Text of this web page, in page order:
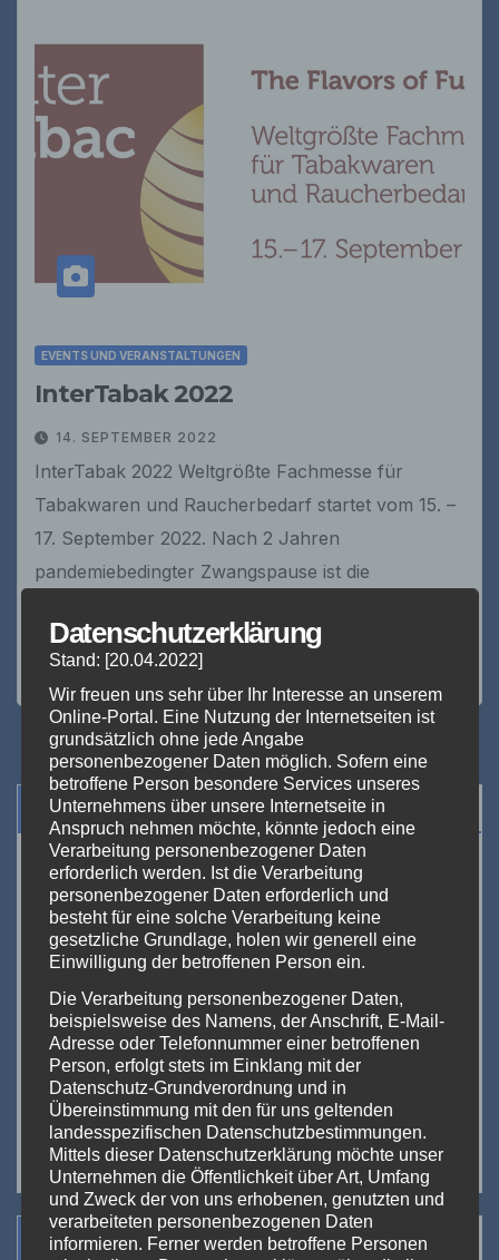
EVENTS UND VERANSTALTUNGEN
InterTabak 2022
14. SEPTEMBER 2022
InterTabak 2022 Weltgrößte Fachmesse für
Tabakwaren und Raucherbedarf startet vom 15. –
17. September 2022. Nach 2 Jahren
pandemiebedingter Zwangspause ist die
Westfalenhallen in…
Veranstaltungen
<< Aug. 2026
M D M D F S
27
28 29 30 31 1
10
11 12 13 14 15
16
17
18 19 20 21 22
23
24
25 26 27 28
31
1 2 3 4 5 6
Suchen
Datenschutzerklärung
Stand: [20.04.2022]
Wir freuen uns sehr über Ihr Interesse an unserem
Online-Portal. Eine Nutzung der Internetseiten ist
grundsätzlich ohne jede Angabe
personenbezogener Daten möglich. Sofern eine
betroffene Person besondere Services unseres
Unternehmens über unsere Internetseite in
Anspruch nehmen möchte, könnte jedoch eine
Verarbeitung personenbezogener Daten
erforderlich werden. Ist die Verarbeitung
personenbezogener Daten erforderlich und
besteht für eine solche Verarbeitung keine
gesetzliche Grundlage, holen wir generell eine
Einwilligung der betroffenen Person ein.
Die Verarbeitung personenbezogener Daten,
beispielsweise des Namens, der Anschrift, E-Mail-
Adresse oder Telefonnummer einer betroffenen
Person, erfolgt stets im Einklang mit der
Datenschutz-Grundverordnung und in
Übereinstimmung mit den für uns geltenden
landesspezifischen Datenschutzbestimmungen.
Mittels dieser Datenschutzerklärung möchte unser
Unternehmen die Öffentlichkeit über Art, Umfang
und Zweck der von uns erhobenen, genutzten und
verarbeiteten personenbezogenen Daten
informieren. Ferner werden betroffene Personen